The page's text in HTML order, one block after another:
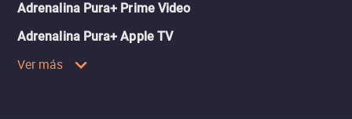
Adrenalina Pura+ Prime Video
Adrenalina Pura+ Apple TV
Ver más